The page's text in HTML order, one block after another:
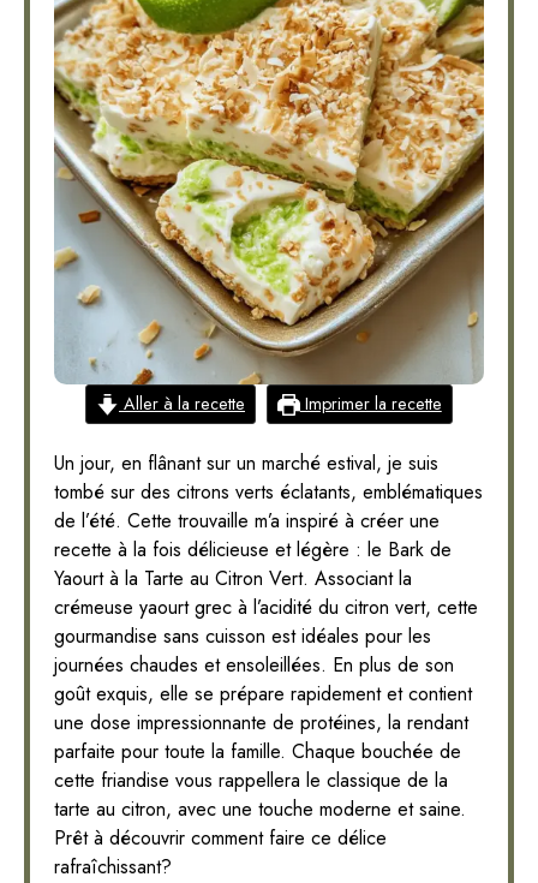
Aller à la recette Imprimer la recette
Un jour, en flânant sur un marché estival, je suis
tombé sur des citrons verts éclatants, emblématiques
de l’été. Cette trouvaille m’a inspiré à créer une
recette à la fois délicieuse et légère : le Bark de
Yaourt à la Tarte au Citron Vert. Associant la
crémeuse yaourt grec à l’acidité du citron vert, cette
gourmandise sans cuisson est idéales pour les
journées chaudes et ensoleillées. En plus de son
goût exquis, elle se prépare rapidement et contient
une dose impressionnante de protéines, la rendant
parfaite pour toute la famille. Chaque bouchée de
cette friandise vous rappellera le classique de la
tarte au citron, avec une touche moderne et saine.
Prêt à découvrir comment faire ce délice
rafraîchissant?